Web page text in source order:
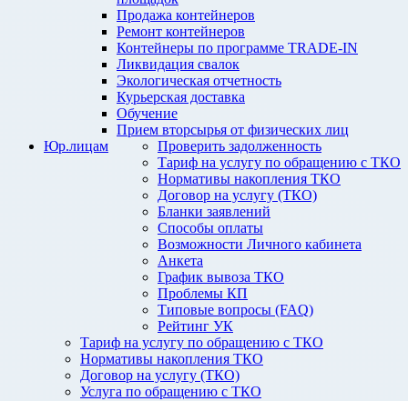
Продажа контейнеров
Ремонт контейнеров
Контейнеры по программе TRADE-IN
Ликвидация свалок
Экологическая отчетность
Курьерская доставка
Обучение
Прием вторсырья от физических лиц
Проверить задолженность
Тариф на услугу по обращению с ТКО
Нормативы накопления ТКО
Договор на услугу (ТКО)
Бланки заявлений
Способы оплаты
Возможности Личного кабинета
Анкета
График вывоза ТКО
Проблемы КП
Типовые вопросы (FAQ)
Рейтинг УК
Юр.лицам
Тариф на услугу по обращению с ТКО
Нормативы накопления ТКО
Договор на услугу (ТКО)
Услуга по обращению с ТКО